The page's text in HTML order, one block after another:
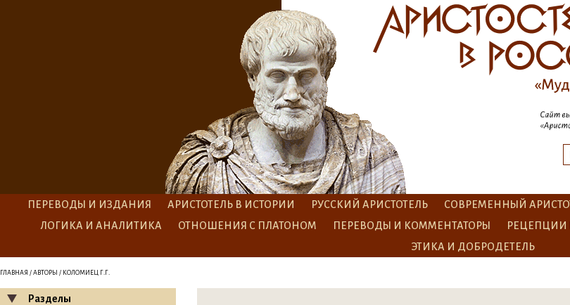
ПЕРЕВОДЫ И ИЗДАНИЯ АРИСТОТЕЛЬ В ИСТОРИИ РУССКИЙ АРИСТОТЕЛЬ СОВРЕМЕННЫЙ
ЛОГИКА И АНАЛИТИКА
ОТНОШЕНИЯ С ПЛАТОНОМ ПЕРЕВОДЫ И КОММЕНТАТОРЫ РЕЦЕПЦИИ
ЭТИКА И ДОБРОДЕТЕЛЬ
ГЛАВНАЯ / АВТОРЫ / КОЛОМИЕЦ Г.Г.
Разделы